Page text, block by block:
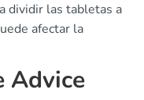
dividir las tabletas a
afectar la
Advice